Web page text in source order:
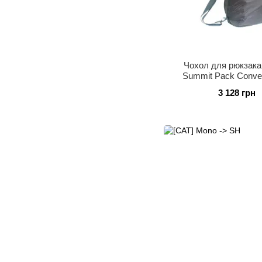
Чохол для
Summit Pack
3 128 грн